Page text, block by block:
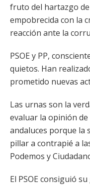
fruto del hartazgo
empobrecida con la
reacción ante la
PSOE y PP,
quietos. Han
prometido nuevas
Las urnas son la
evaluar la opinión
andaluces porque la
pillar a contrapié a
Podemos y
El PSOE consiguió